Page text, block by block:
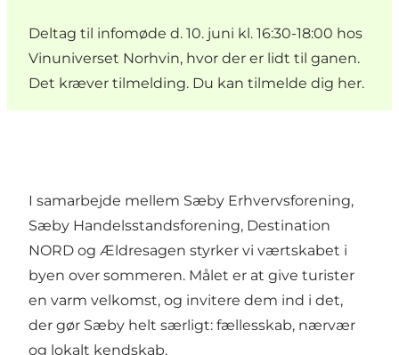
Deltag til infomøde d. 10. juni kl. 16:30-18:00 hos
Vinuniverset Norhvin, hvor der er lidt til ganen.
Det kræver tilmelding. Du kan tilmelde dig her.
I samarbejde mellem Sæby Erhvervsforening,
Sæby Handelsstandsforening, Destination
NORD og Ældresagen styrker vi værtskabet i
byen over sommeren. Målet er at give turister
en varm velkomst, og invitere dem ind i det,
der gør Sæby helt særligt: fællesskab, nærvær
og lokalt kendskab.